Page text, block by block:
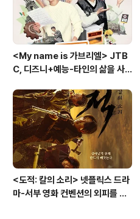
<My name is 가브리엘> JTB
C, 디즈니+예능-타인의 삶을 사
<도적: 칼의 소리> 넷플릭스 드라
마-서부 영화 컨벤션의 외피를 입